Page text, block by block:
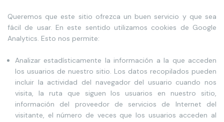
Queremos que este sitio ofrezca un buen servicio y que sea
fácil de usar. En este sentido utilizamos cookies de Google
Analytics. Esto nos permite:
Analizar estadísticamente la información a la que acceden
los usuarios de nuestro sitio. Los datos recopilados pueden
incluir la actividad del navegador del usuario cuando nos
visita, la ruta que siguen los usuarios en nuestro sitio,
información del proveedor de servicios de Internet del
visitante, el número de veces que los usuarios acceden al